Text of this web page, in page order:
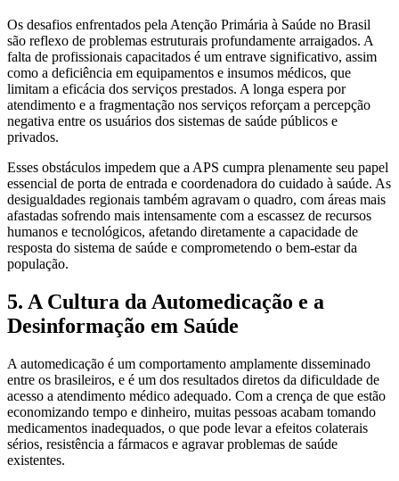
Os desafios enfrentados pela Atenção Primária à Saúde no Brasil
são reflexo de problemas estruturais profundamente arraigados. A
falta de profissionais capacitados é um entrave significativo, assim
como a deficiência em equipamentos e insumos médicos, que
limitam a eficácia dos serviços prestados. A longa espera por
atendimento e a fragmentação nos serviços reforçam a percepção
negativa entre os usuários dos sistemas de saúde públicos e
privados.
Esses obstáculos impedem que a APS cumpra plenamente seu papel
essencial de porta de entrada e coordenadora do cuidado à saúde. As
desigualdades regionais também agravam o quadro, com áreas mais
afastadas sofrendo mais intensamente com a escassez de recursos
humanos e tecnológicos, afetando diretamente a capacidade de
resposta do sistema de saúde e comprometendo o bem-estar da
população.
5. A Cultura da Automedicação e a
Desinformação em Saúde
A automedicação é um comportamento amplamente disseminado
entre os brasileiros, e é um dos resultados diretos da dificuldade de
acesso a atendimento médico adequado. Com a crença de que estão
economizando tempo e dinheiro, muitas pessoas acabam tomando
medicamentos inadequados, o que pode levar a efeitos colaterais
sérios, resistência a fármacos e agravar problemas de saúde
existentes.